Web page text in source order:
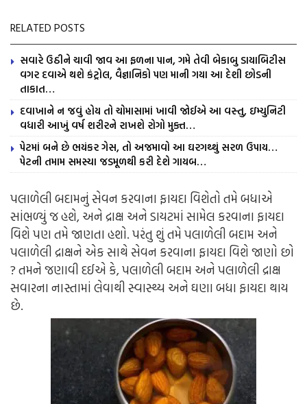
RELATED POSTS
સવારે ઉઠીને ચાવી જાવ આ ફળના પાન, ગમે તેવી બેકાબુ ડાયાબિટીસ
વગર દવાએ થશે કંટ્રોલ, વૈજ્ઞાનિકો પણ માની ગયા આ દેશી છોડની
તાકાત…
દવાખાને ન જવું હોય તો ચોમાસામાં ખાવી જોઈએ આ વસ્તુ, ઇમ્યુનિટી
વધારી આખું વર્ષ શરીરને રાખશે રોગો મુક્ત…
પેટમાં બને છે ભયંકર ગેસ, તો અજમાવો આ ઘરગથ્થું સરળ ઉપાય…
પેટની તમામ સમસ્યા જડમૂળથી કરી દેશે ગાયબ…
પલાળેલી બદામનું સેવન કરવાના ફાયદા વિશેતો તમે બધાએ
સાંભળ્યું જ હશે, અને દ્રાક્ષ અને ડાયટમાં સામેલ કરવાના ફાયદા
વિશે પણ તમે જાણતા હશો. પરંતુ શું તમે પલાળેલી બદામ અને
પલાળેલી દ્રાક્ષને એક સાથે સેવન કરવાના ફાયદા વિશે જાણો છો
? તમને જણાવી દઈએ કે, પલાળેલી બદામ અને પલાળેલી દ્રાક્ષ
સવારના નાસ્તામાં લેવાથી સ્વાસ્થ્ય અને ઘણા બધા ફાયદા થાય
છે.